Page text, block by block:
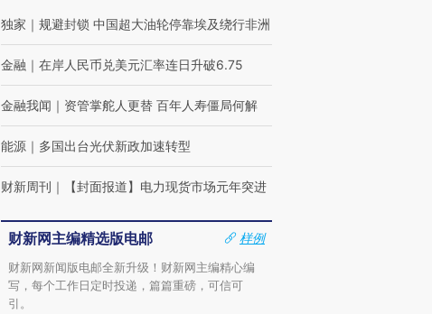
独家 ｜ 规避封锁 中国超大油轮停靠埃及绕行非洲
金融 ｜ 在岸人民币兑美元汇率连日升破6.75
金融我闻 ｜ 资管掌舵人更替 百年人寿僵局何解
能源 ｜ 多国出台光伏新政加速转型
财新周刊 ｜ 【封面报道】电力现货市场元年突进
财新网主编精选版电邮
样例
财新网新闻版电邮全新升级！财新网主编精心编
写，每个工作日定时投递，篇篇重磅，可信可
引。